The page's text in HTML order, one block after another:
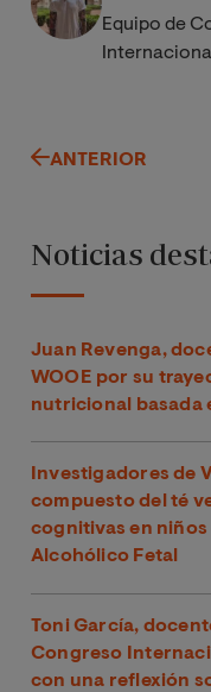
Equipo de
ANTERIOR
Noticias
Juan Revenga,
WOOE por su
nutricional basada
Investigadores de
compuesto del té
cognitivas en
Alcohólico Fetal
Toni García,
Congreso
con una reflexión